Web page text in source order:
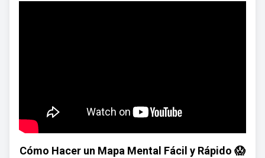
Cómo Hacer un Mapa Mental Fácil y Rápido 😱